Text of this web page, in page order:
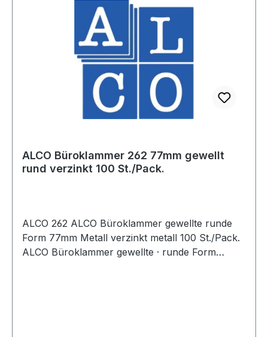
ALCO Büroklammer 262 77mm gewellt
rund verzinkt 100 St./Pack.
ALCO 262 ALCO Büroklammer gewellte runde
Form 77mm Metall verzinkt metall 100 St./Pack.
ALCO Büroklammer gewellte · runde Form